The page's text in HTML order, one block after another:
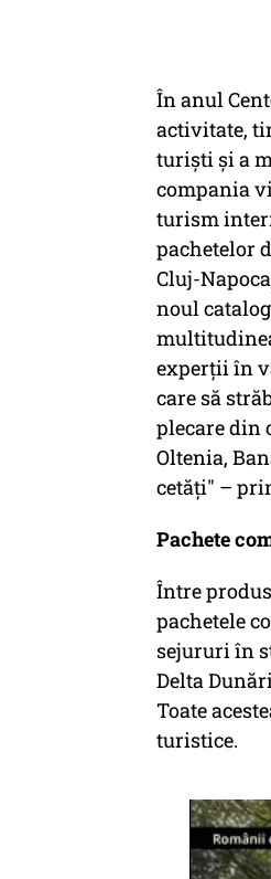
În anul
activitate,
turişti şi a
compania
turism
pachetelor
Cluj-
noul
experții în
care să
plecare din
Oltenia,
cetăți" –
Pachete
Între
pachetele
sejururi în
Delta
Toate
turistice.